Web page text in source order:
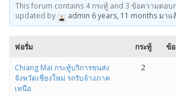
This forum contains 4 กระทู้ and 3 ข้อความตอบ
updated by
admin 6 years, 11 months มาแ
ฟอรั่ม กระทู้ ข้
Chiang Mai กระทู้บริการขนส่ง
จังหวัดเชียงใหม่ รถรับจ้างภาค
เหนือ
2